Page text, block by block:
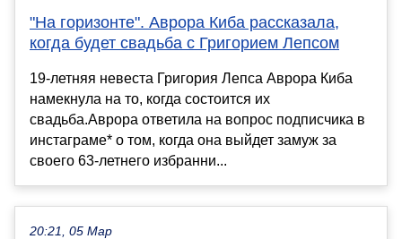
"На горизонте". Аврора Киба рассказала,
когда будет свадьба с Григорием Лепсом
19-летняя невеста Григория Лепса Аврора Киба
намекнула на то, когда состоится их
свадьба.Аврора ответила на вопрос подписчика в
инстаграме* о том, когда она выйдет замуж за
своего 63-летнего избранни...
20:21, 05 Мар